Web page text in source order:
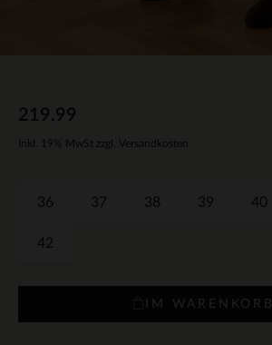
219.99
Inkl. 19% MwSt zzgl. Versandkosten
36 37 38 39 40
42
IM WARENKORB